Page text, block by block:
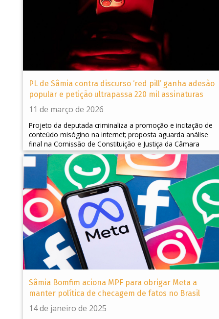
PL de Sâmia contra discurso ‘red pill’ ganha adesão
popular e petição ultrapassa 220 mil assinaturas
11 de março de 2026
Projeto da deputada criminaliza a promoção e incitação de
conteúdo misógino na internet; proposta aguarda análise
final na Comissão de Constituição e Justiça da Câmara
Sâmia Bomfim aciona MPF para obrigar Meta a
manter política de checagem de fatos no Brasil
14 de janeiro de 2025